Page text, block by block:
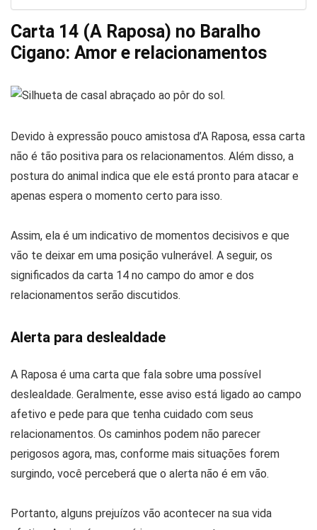
Carta 14 (A Raposa) no Baralho
Cigano: Amor e relacionamentos
Devido à expressão pouco amistosa d’A Raposa, essa carta
não é tão positiva para os relacionamentos. Além disso, a
postura do animal indica que ele está pronto para atacar e
apenas espera o momento certo para isso.
Assim, ela é um indicativo de momentos decisivos e que
vão te deixar em uma posição vulnerável. A seguir, os
significados da carta 14 no campo do amor e dos
relacionamentos serão discutidos.
Alerta para deslealdade
A Raposa é uma carta que fala sobre uma possível
deslealdade. Geralmente, esse aviso está ligado ao campo
afetivo e pede para que tenha cuidado com seus
relacionamentos. Os caminhos podem não parecer
perigosos agora, mas, conforme mais situações forem
surgindo, você perceberá que o alerta não é em vão.
Portanto, alguns prejuízos vão acontecer na sua vida